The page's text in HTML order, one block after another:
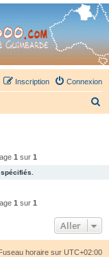
la communauté.
Connexion
Inscription
h
e
r
1 sur 1
1 sur 1
Aller
horaire sur UTC+02:00